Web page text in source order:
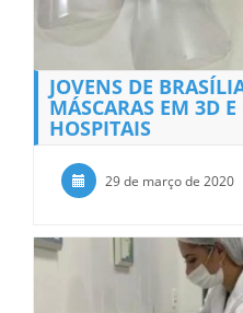
JOVENS DE
MÁSCARAS EM 3D
HOSPITAIS
29 de março de 2020